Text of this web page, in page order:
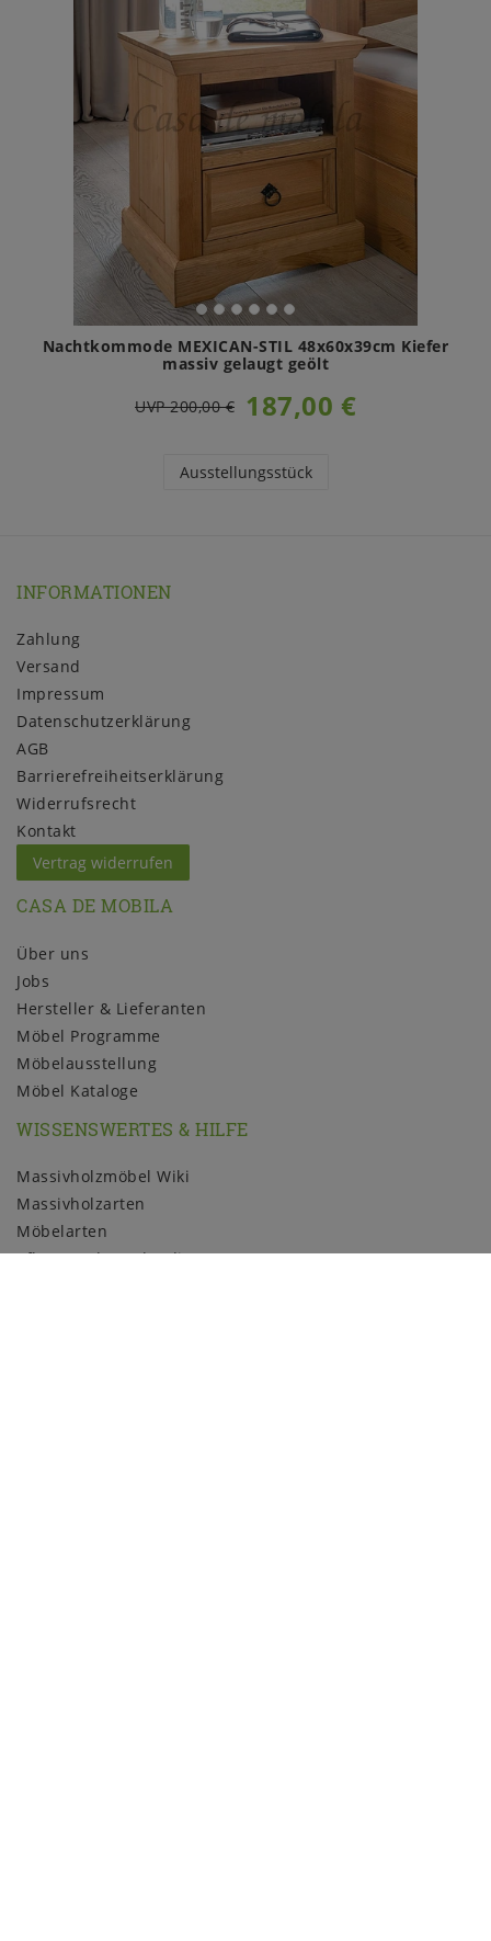
Nachtkommode MEXICAN-STIL 48x60x39cm Kiefer
massiv gelaugt geölt
UVP 200,00 € 187,00 €
Ausstellungsstück
INFORMATIONEN
Zahlung
Versand
Impressum
Daten­schutz­erklärung
AGB
Barrierefreiheitserklärung
Widerrufs­recht
Kontakt
Vertrag widerrufen
CASA DE MOBILA
Über uns
Jobs
Hersteller & Lieferanten
Möbel Programme
Möbelausstellung
Möbel Kataloge
WISSENSWERTES & HILFE
Massivholzmöbel Wiki
Massivholzarten
Möbelarten
Pflege und Kundendienst